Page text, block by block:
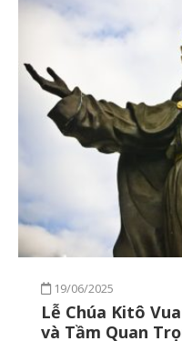
19/06/2025
Lễ Chúa Kitô
và Tầm Quan